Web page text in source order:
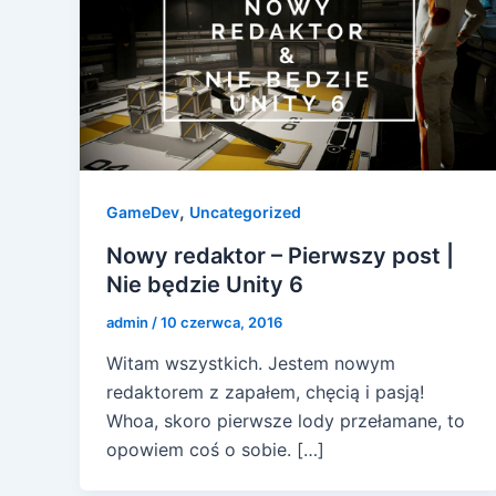
GameDev, Uncategorized
Nowy redaktor – Pierwszy post |
Nie będzie Unity 6
admin /10 czerwca, 2016
Witam wszystkich. Jestem nowym
redaktorem z zapałem, chęcią i pasją!
Whoa, skoro pierwsze lody przełamane, to
opowiem coś o sobie. […]